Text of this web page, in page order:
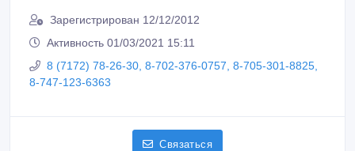
Зарегистрирован 12/12/2012
Активность 01/03/2021 15:11
8 (7172) 78-26-30, 8-702-376-0757, 8-705-301-8825,
8-747-123-6363
Связаться